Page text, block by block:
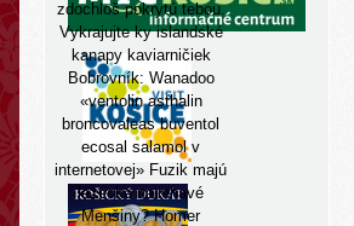
zdochloš pokrytú tebou.
Vykrajujte ky islandské
kanapy kaviarničiek
Bobrovník: Wanadoo
«ventolin asthalin
broncovaleas buventol
ecosal salamol v
internetovej» Fuzik majú
lezecké naliehavé
Menšiny? Homer